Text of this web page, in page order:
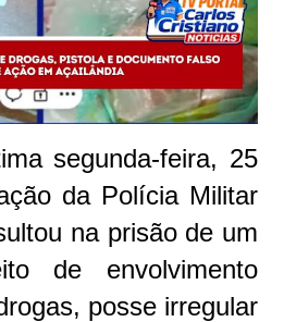
segunda-feira, 25
da Polícia Militar
na prisão de um
de envolvimento
posse irregular